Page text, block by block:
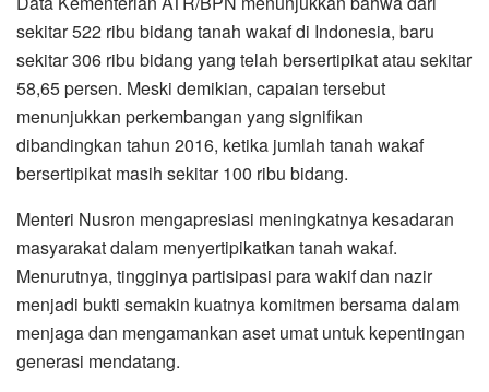
sekitar 522 ribu bidang tanah wakaf di Indonesia, baru
sekitar 306 ribu bidang yang telah bersertipikat atau sekitar
58,65 persen. Meski demikian, capaian tersebut
menunjukkan perkembangan yang signifikan
dibandingkan tahun 2016, ketika jumlah tanah wakaf
bersertipikat masih sekitar 100 ribu bidang.
Menteri Nusron mengapresiasi meningkatnya kesadaran
masyarakat dalam menyertipikatkan tanah wakaf.
Menurutnya, tingginya partisipasi para wakif dan nazir
menjadi bukti semakin kuatnya komitmen bersama dalam
menjaga dan mengamankan aset umat untuk kepentingan
generasi mendatang.